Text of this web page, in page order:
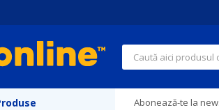
Căutare
Abonează-te la